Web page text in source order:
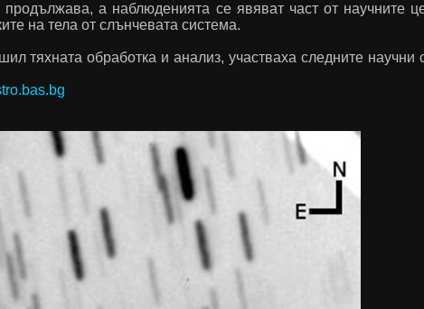
продължава, а наблюденията се явяват част от научните
на тела от слънчевата система.
тяхната обработка и анализ, участваха следните
.bas.bg